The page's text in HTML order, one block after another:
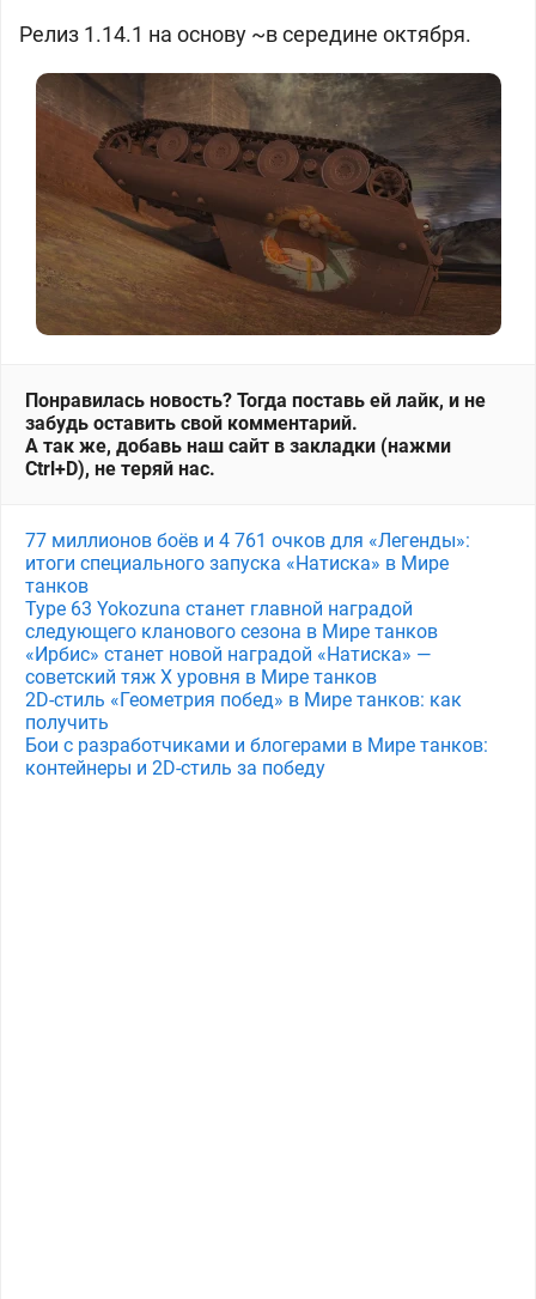
Релиз 1.14.1 на основу ~в середине октября.
Понравилась новость? Тогда поставь ей лайк, и не
забудь оставить свой комментарий.
А так же, добавь наш сайт в закладки (нажми
Ctrl+D), не теряй нас.
77 миллионов боёв и 4 761 очков для «Легенды»:
итоги специального запуска «Натиска» в Мире
танков
Type 63 Yokozuna станет главной наградой
следующего кланового сезона в Мире танков
«Ирбис» станет новой наградой «Натиска» —
советский тяж X уровня в Мире танков
2D-стиль «Геометрия побед» в Мире танков: как
получить
Бои с разработчиками и блогерами в Мире танков:
контейнеры и 2D-стиль за победу